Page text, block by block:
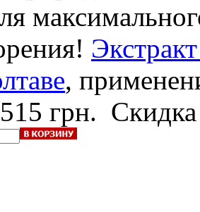
,
515 грн.